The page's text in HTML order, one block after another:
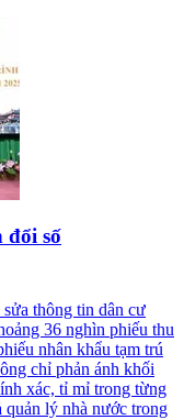
đổi số
thông tin dân cư
36 nghìn phiếu thu
nhân khẩu tạm trú
chỉ phản ánh khối
xác, tỉ mỉ trong từng
quản lý nhà nước trong